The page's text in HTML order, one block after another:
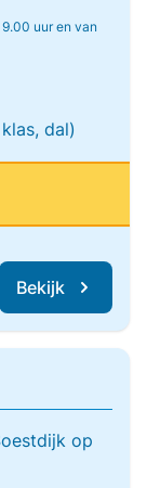
uur en van
dal)
Bekijk
op